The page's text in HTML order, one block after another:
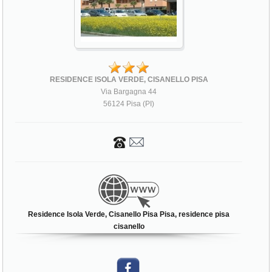
RESIDENCE ISOLA VERDE, CISANELLO PISA
Via Bargagna 44
56124 Pisa (PI)
Residence Isola Verde, Cisanello Pisa Pisa, residence pisa
cisanello